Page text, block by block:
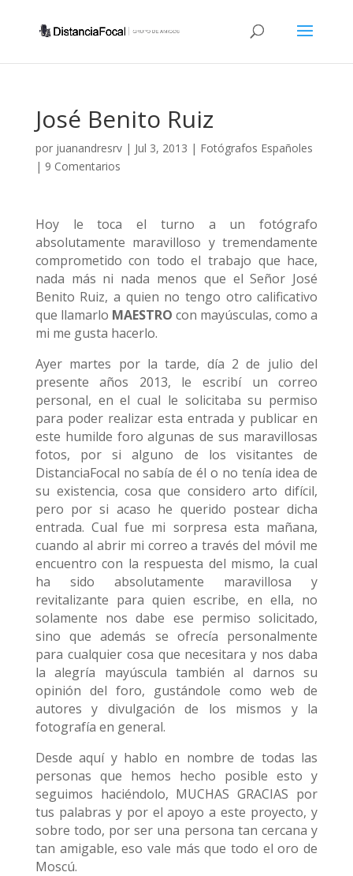
José Benito Ruiz
por juanandresrv| Jul 3, 2013 | Fotógrafos Españoles
| 9 Comentarios
Hoy le toca el turno a un fotógrafo
absolutamente maravilloso y tremendamente
comprometido con todo el trabajo que hace,
nada más ni nada menos que el Señor José
Benito Ruiz, a quien no tengo otro calificativo
que llamarlo MAESTRO con mayúsculas, como a
mi me gusta hacerlo.
Ayer martes por la tarde, día 2 de julio del
presente años 2013, le escribí un correo
personal, en el cual le solicitaba su permiso
para poder realizar esta entrada y publicar en
este humilde foro algunas de sus maravillosas
fotos, por si alguno de los visitantes de
DistanciaFocal no sabía de él o no tenía idea de
su existencia, cosa que considero arto difícil,
pero por si acaso he querido postear dicha
entrada. Cual fue mi sorpresa esta mañana,
cuando al abrir mi correo a través del móvil me
encuentro con la respuesta del mismo, la cual
ha sido absolutamente maravillosa y
revitalizante para quien escribe, en ella, no
solamente nos dabe ese permiso solicitado,
sino que además se ofrecía personalmente
para cualquier cosa que necesitara y nos daba
la alegría mayúscula también al darnos su
opinión del foro, gustándole como web de
autores y divulgación de los mismos y la
fotografía en general.
Desde aquí y hablo en nombre de todas las
personas que hemos hecho posible esto y
seguimos haciéndolo, MUCHAS GRACIAS por
tus palabras y por el apoyo a este proyecto, y
sobre todo, por ser una persona tan cercana y
tan amigable, eso vale más que todo el oro de
Moscú.